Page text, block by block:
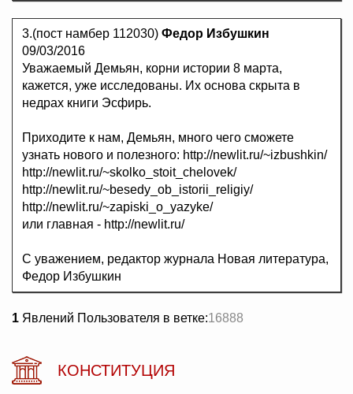
3.(пост намбер 112030) Федор Избушкин
09/03/2016
Уважаемый Демьян, корни истории 8 марта,
кажется, уже исследованы. Их основа скрыта в
недрах книги Эсфирь.
Приходите к нам, Демьян, много чего сможете
узнать нового и полезного: http://newlit.ru/~izbushkin/
http://newlit.ru/~skolko_stoit_chelovek/
http://newlit.ru/~besedy_ob_istorii_religiy/
http://newlit.ru/~zapiski_o_yazyke/
или главная - http://newlit.ru/
С уважением, редактор журнала Новая литература,
Федор Избушкин
1 Явлений Пользователя в ветке:16888
КОНСТИТУЦИЯ